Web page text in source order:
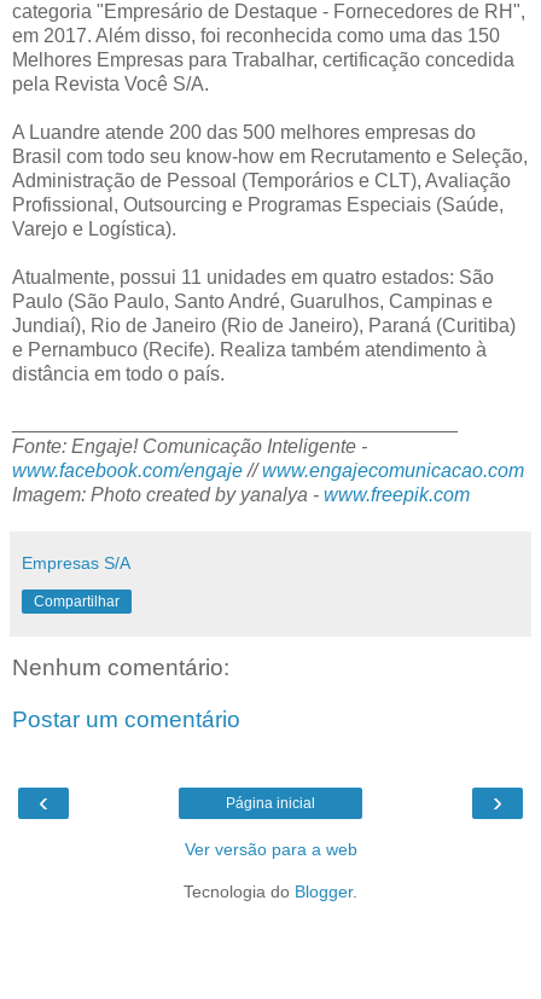
categoria "Empresário de Destaque - Fornecedores de RH",
em 2017. Além disso, foi reconhecida como uma das 150
Melhores Empresas para Trabalhar, certificação concedida
pela Revista Você S/A.
A Luandre atende 200 das 500 melhores empresas do
Brasil com todo seu know-how em Recrutamento e Seleção,
Administração de Pessoal (Temporários e CLT), Avaliação
Profissional, Outsourcing e Programas Especiais (Saúde,
Varejo e Logística).
Atualmente, possui 11 unidades em quatro estados: São
Paulo (São Paulo, Santo André, Guarulhos, Campinas e
Jundiaí), Rio de Janeiro (Rio de Janeiro), Paraná (Curitiba)
e Pernambuco (Recife). Realiza também atendimento à
distância em todo o país.
Fonte: Engaje! Comunicação Inteligente -
www.facebook.com/engaje//www.engajecomunicacao.com
Imagem: Photo created by yanalya - www.freepik.com
Empresas S/A
Compartilhar
Nenhum comentário:
Postar um comentário
‹ ›
Página inicial
Ver versão para a web
Tecnologia do Blogger.